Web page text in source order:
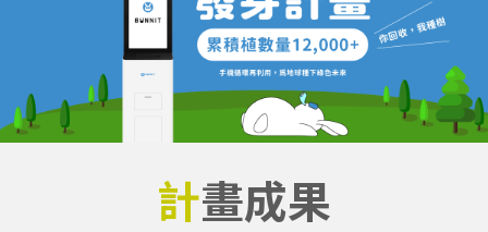
關於BUNNIT
資安白皮書
回收型號
計畫成果